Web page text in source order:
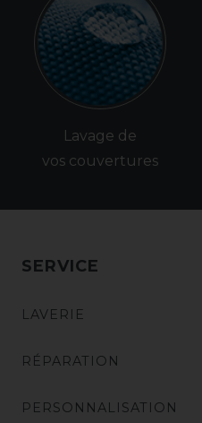
Lavage de
vos couvertures
SERVICE
LAVERIE
RÉPARATION
PERSONNALISATION